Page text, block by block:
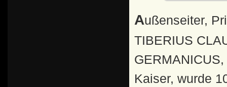
Außenseiter, Privatgelehrter und schließlich Kaiser
TIBERIUS
Kaiser, wurde